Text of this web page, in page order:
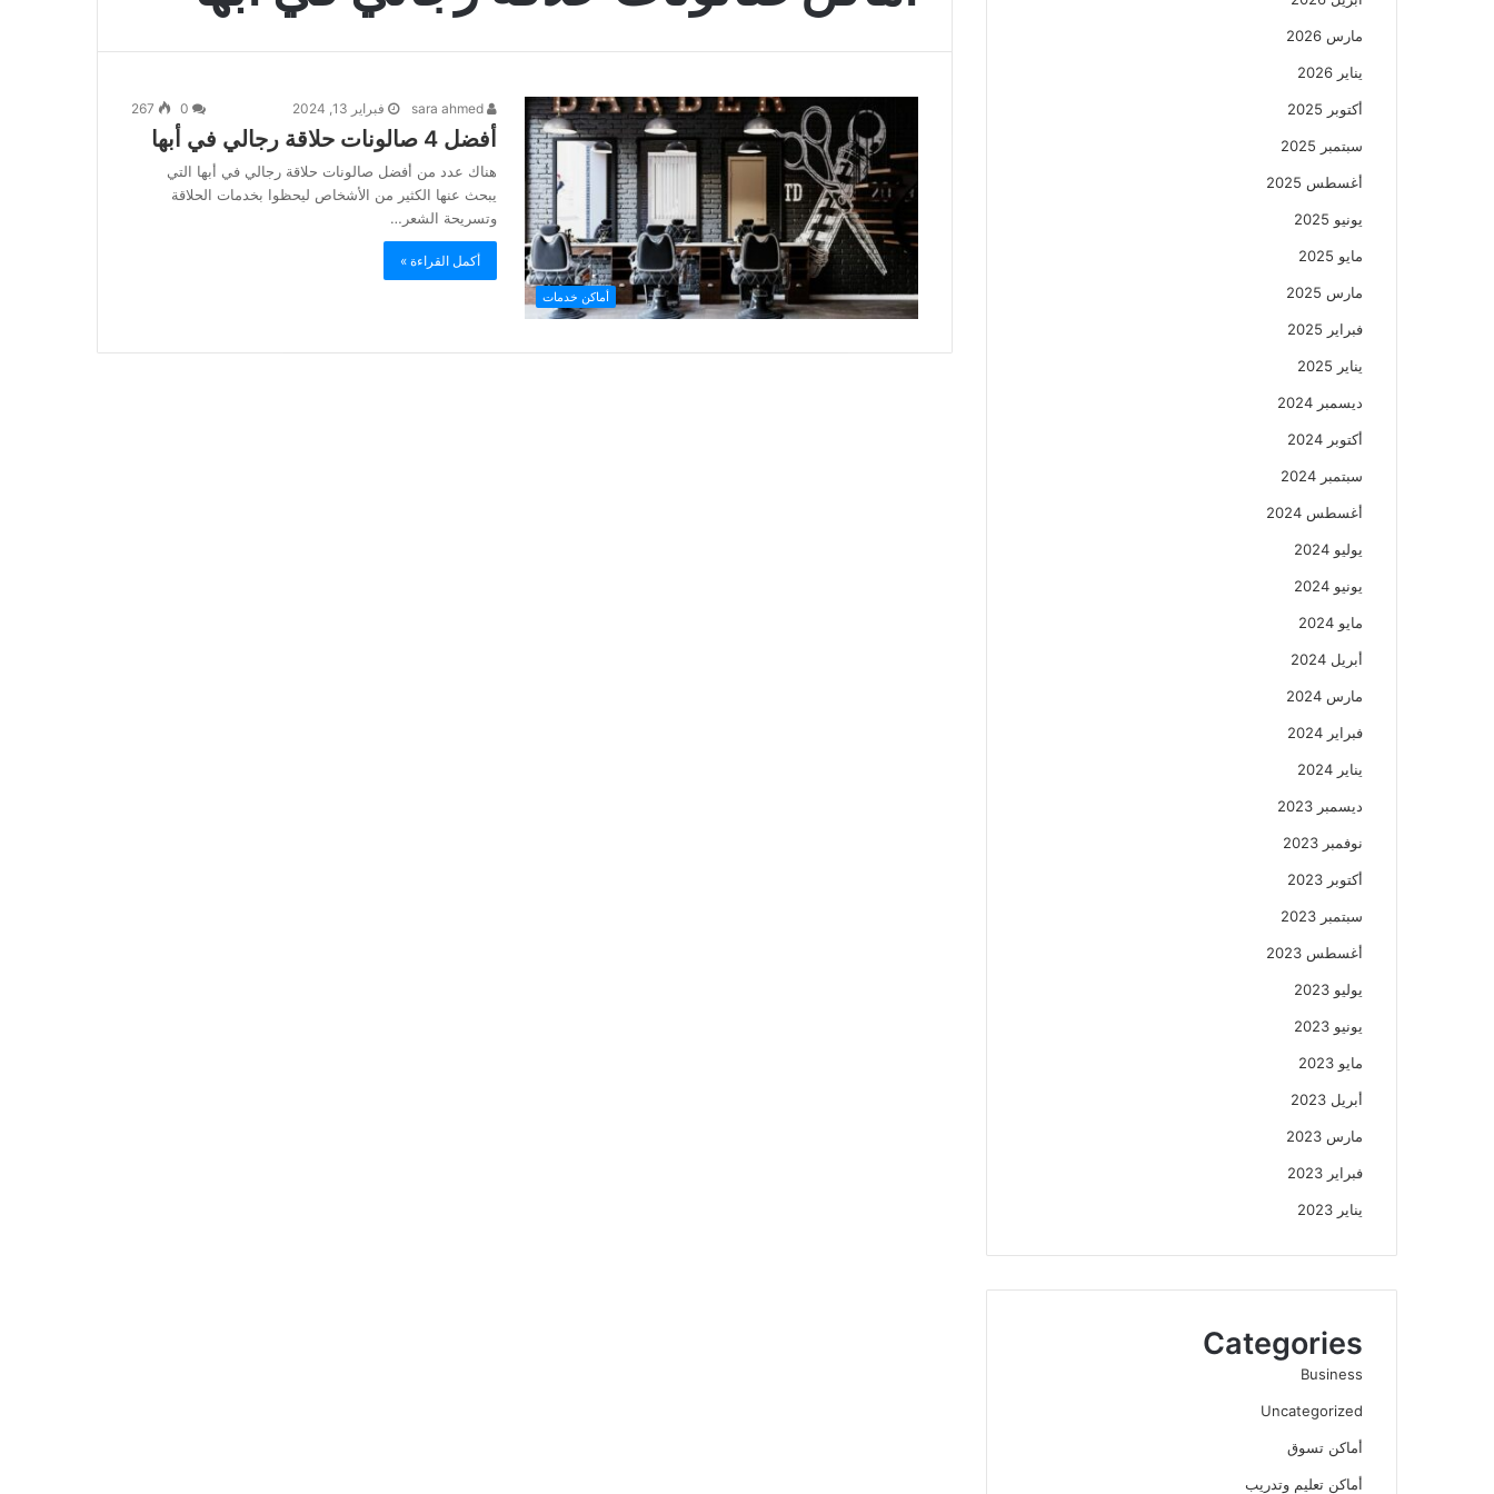
أماكن خدمات
فبراير 13, 2024 267
أفضل 4 صالونات حلاقة رجالي في أبها
هناك عدد من أفضل صالونات حلاقة رجالي في أبها التي
يبحث عنها الكثير من الأشخاص ليحظوا بخدمات الحلاقة
وتسريحة الشعر…
أكمل القراءة »
مارس 2026
يناير 2026
أكتوبر 2025
سبتمبر 2025
أغسطس 2025
يونيو 2025
مايو 2025
مارس 2025
فبراير 2025
يناير 2025
ديسمبر 2024
أكتوبر 2024
سبتمبر 2024
أغسطس 2024
يوليو 2024
يونيو 2024
مايو 2024
أبريل 2024
مارس 2024
فبراير 2024
يناير 2024
ديسمبر 2023
نوفمبر 2023
أكتوبر 2023
سبتمبر 2023
أغسطس 2023
يوليو 2023
يونيو 2023
مايو 2023
أبريل 2023
مارس 2023
فبراير 2023
يناير 2023
Categories
Business
Uncategorized
أماكن تسوق
أماكن تعليم وتدريب